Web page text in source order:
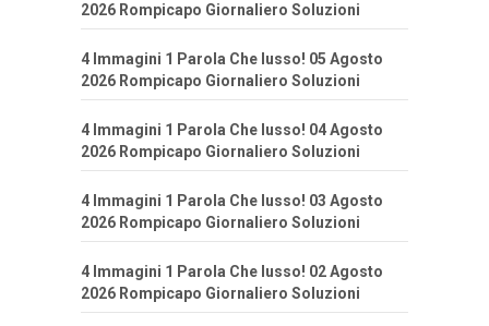
2026 Rompicapo Giornaliero Soluzioni
4 Immagini 1 Parola Che lusso! 05 Agosto
2026 Rompicapo Giornaliero Soluzioni
4 Immagini 1 Parola Che lusso! 04 Agosto
2026 Rompicapo Giornaliero Soluzioni
4 Immagini 1 Parola Che lusso! 03 Agosto
2026 Rompicapo Giornaliero Soluzioni
4 Immagini 1 Parola Che lusso! 02 Agosto
2026 Rompicapo Giornaliero Soluzioni